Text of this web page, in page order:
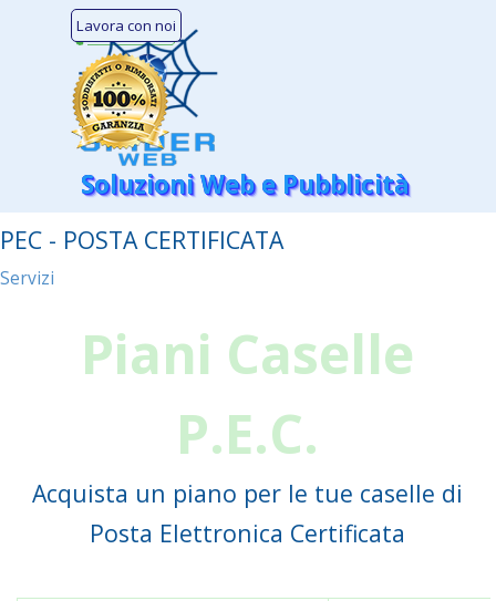
Vai ai contenuti
Salta menù
Soluzioni Web e Pubblicità
Lavora con noi
PEC - POSTA CERTIFICATA
Servizi
Piani Caselle
P.E.C.
Acquista un piano per le tue caselle di
Posta Elettronica Certificata